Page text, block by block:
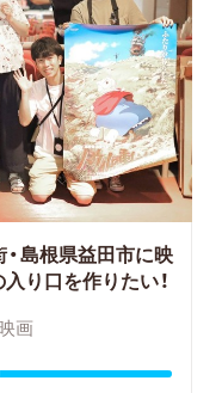
・島根県益田市に映
り口を作りたい！
画